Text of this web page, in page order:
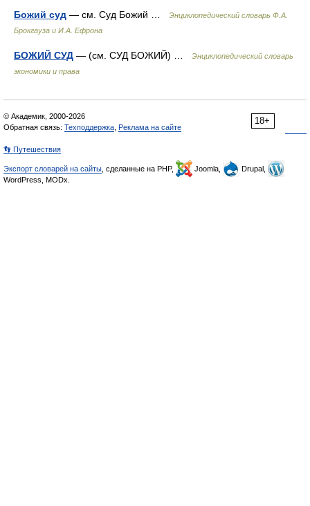
Божий суд — см. Суд Божий …
Энциклопедический словарь Ф.А.
Брокгауза и И.А. Ефрона
БОЖИЙ СУД — (см. СУД БОЖИЙ) …
Энциклопедический словарь
экономики и права
18+
© Академик, 2000-2026
Обратная связь: Техподдержка Реклама на сайте
👣 Путешествия
Экспорт словарей на сайты , сделанные на PHP, Joomla,
Drupal,
WordPress, MODx.